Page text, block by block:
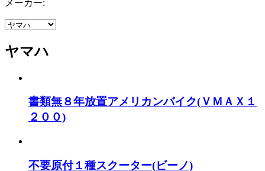
メーカー:
ヤマハ
書類無８年放置アメリカンバイク(ＶＭＡＸ１
２００)
不要原付１種スクーター(ビーノ)